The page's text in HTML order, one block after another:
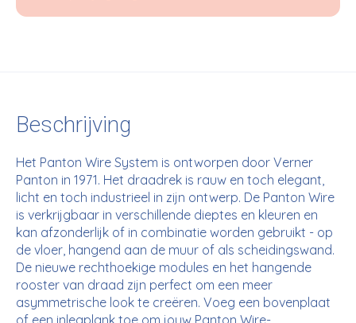
Beschrijving
Het Panton Wire System is ontworpen door Verner
Panton in 1971. Het draadrek is rauw en toch elegant,
licht en toch industrieel in zijn ontwerp. De Panton Wire
is verkrijgbaar in verschillende dieptes en kleuren en
kan afzonderlijk of in combinatie worden gebruikt - op
de vloer, hangend aan de muur of als scheidingswand.
De nieuwe rechthoekige modules en het hangende
rooster van draad zijn perfect om een meer
asymmetrische look te creëren. Voeg een bovenplaat
of een inlegplank toe om jouw Panton Wire-